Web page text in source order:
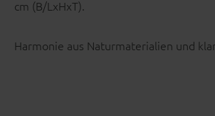
cm (B/LxHxT).
Harmonie aus Naturmaterialien und